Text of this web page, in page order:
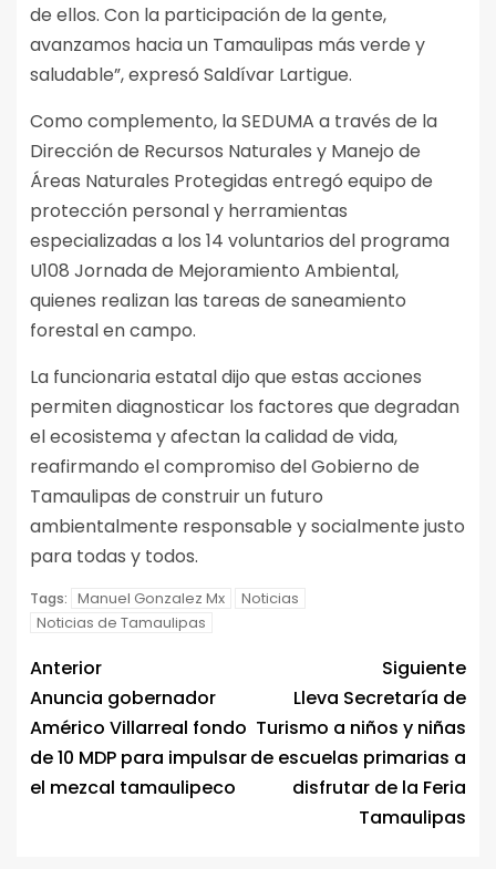
de ellos. Con la participación de la gente,
avanzamos hacia un Tamaulipas más verde y
saludable”, expresó Saldívar Lartigue.
Como complemento, la SEDUMA a través de la
Dirección de Recursos Naturales y Manejo de
Áreas Naturales Protegidas entregó equipo de
protección personal y herramientas
especializadas a los 14 voluntarios del programa
U108 Jornada de Mejoramiento Ambiental,
quienes realizan las tareas de saneamiento
forestal en campo.
La funcionaria estatal dijo que estas acciones
permiten diagnosticar los factores que degradan
el ecosistema y afectan la calidad de vida,
reafirmando el compromiso del Gobierno de
Tamaulipas de construir un futuro
ambientalmente responsable y socialmente justo
para todas y todos.
Tags: Manuel Gonzalez Mx
Noticias
Noticias de Tamaulipas
Anterior
Anuncia gobernador
Américo Villarreal fondo
de 10 MDP para impulsar
el mezcal tamaulipeco
Siguiente
Lleva Secretaría de
Turismo a niños y niñas
de escuelas primarias a
disfrutar de la Feria
Tamaulipas